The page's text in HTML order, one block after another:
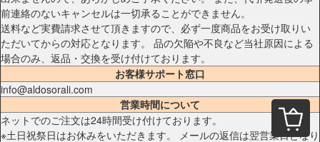
前連絡のないキャンセルは一切承ることができません。
送料など実費請求させて頂きますので、必ず一度商品をお受け取りい
ただいてからの対応となります。 品の欠陥や不良など当社原因による
場合のみ、返品・交換を受け付けております。
お客様サポート窓口
info@aldosorali.com
営業時間について
ネットでのご注文は24時間受け付けております。
※土日祝祭日はお休みをいただきます。 メールの返信は翌営業日となり